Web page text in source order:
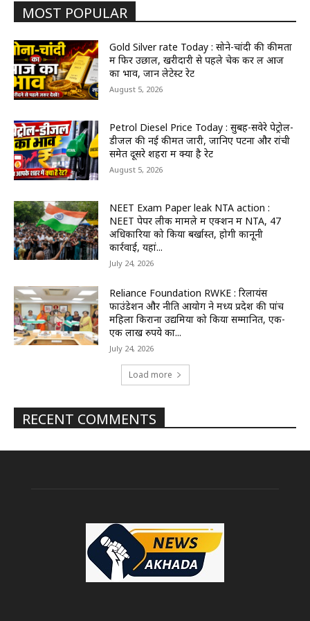
MOST POPULAR
Gold Silver rate Today : सोने-चांदी की कीमतों
में फिर उछाल, खरीदारी से पहले चेक कर लें आज
का भाव, जानें लेटेस्ट रेट
August 5, 2026
Petrol Diesel Price Today : सुबह-सवेरे पेट्रोल-
डीजल की नई कीमतें जारी, जानिए पटना और रांची
समेत दूसरे शहरों में क्या है रेट
August 5, 2026
NEET Exam Paper leak NTA action :
NEET पेपर लीक मामले में एक्शन में NTA, 47
अधिकारियों को किया बर्खास्त, होगी कानूनी
कार्रवाई, यहां...
July 24, 2026
Reliance Foundation RWKE : रिलायंस
फाउंडेशन और नीति आयोग ने मध्य प्रदेश की पांच
महिला किराना उद्यमियों को किया सम्मानित, एक-
एक लाख रुपये का...
July 24, 2026
Load more
RECENT COMMENTS